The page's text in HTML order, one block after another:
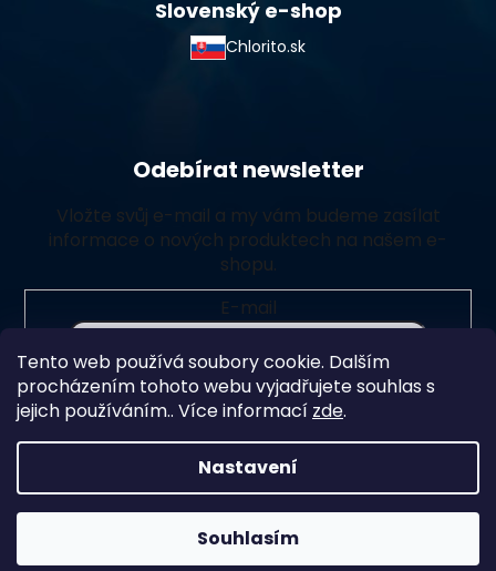
Tento web používá soubory cookie. Dalším
procházením tohoto webu vyjadřujete souhlas s
jejich používáním.. Více informací zde.
Nastavení
Souhlasím
Slovenský e-shop
Chlorito.sk
Odebírat newsletter
Vložte svůj e-mail a my vám budeme zasílat
informace o nových produktech na našem e-
shopu.
E-mail
Vložením e-mailu souhlasíte spodmínkami ochrany
osobních údajů
Přihlásit se